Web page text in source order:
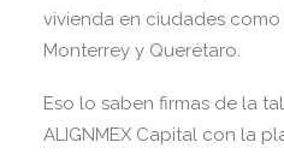
vivienda en ciudades como
Monterrey y Querétaro.
Eso lo saben firmas de la
ALIGNMEX Capital con la